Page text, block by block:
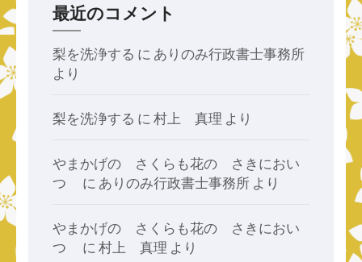
最近のコメント
梨を洗浄する に ありのみ行政書士事務所
より
梨を洗浄する に村上 真理 より
やまかげの さくらも花の さきにおい
つゝ
に ありのみ行政書士事務所 より
やまかげの さくらも花の さきにおい
つゝ
に村上 真理 より